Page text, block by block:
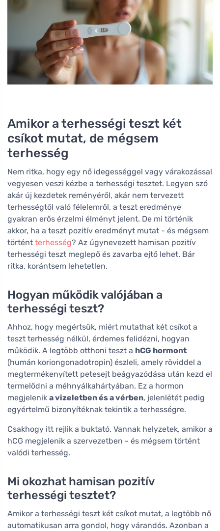
Amikor a terhességi teszt két
csíkot mutat, de mégsem
terhesség
Nem ritka, hogy egy nő idegességgel vagy várakozással
vegyesen veszi kézbe a terhességi tesztet. Legyen szó
akár új kezdetek reményéről, akár nem tervezett
terhességtől való félelemről, a teszt eredménye
gyakran erős érzelmi élményt jelent. De mi történik
akkor, ha a teszt pozitív eredményt mutat - és mégsem
történt terhesség? Az úgynevezett hamisan pozitív
terhességi teszt meglepő és zavarba ejtő lehet. Bár
ritka, korántsem lehetetlen.
Hogyan működik valójában a
terhességi teszt?
Ahhoz, hogy megértsük, miért mutathat két csíkot a
teszt terhesség nélkül, érdemes felidézni, hogyan
működik. A legtöbb otthoni teszt a hCG hormont
(humán koriongonadotropin) észleli, amely röviddel a
megtermékenyített petesejt beágyazódása után kezd el
termelődni a méhnyálkahártyában. Ez a hormon
megjelenik a vizeletben és a vérben, jelenlétét pedig
egyértelmű bizonyítéknak tekintik a terhességre.
Csakhogy itt rejlik a buktató. Vannak helyzetek, amikor a
hCG megjelenik a szervezetben - és mégsem történt
valódi terhesség.
Mi okozhat hamisan pozitív
terhességi tesztet?
Amikor a terhességi teszt két csíkot mutat, a legtöbb nő
automatikusan arra gondol, hogy várandós. Azonban a